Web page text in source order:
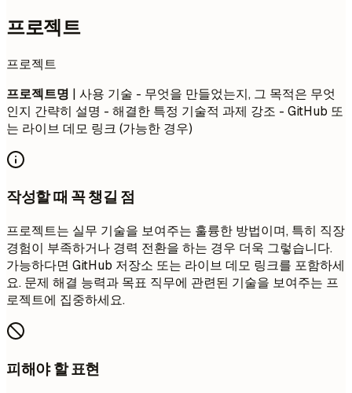
프로젝트
프로젝트
프로젝트명 | 사용 기술 - 무엇을 만들었는지, 그 목적은 무엇
인지 간략히 설명 - 해결한 특정 기술적 과제 강조 - GitHub 또
는 라이브 데모 링크 (가능한 경우)
작성할 때 꼭 챙길 점
프로젝트는 실무 기술을 보여주는 훌륭한 방법이며, 특히 직장
경험이 부족하거나 경력 전환을 하는 경우 더욱 그렇습니다.
가능하다면 GitHub 저장소 또는 라이브 데모 링크를 포함하세
요. 문제 해결 능력과 목표 직무에 관련된 기술을 보여주는 프
로젝트에 집중하세요.
피해야 할 표현